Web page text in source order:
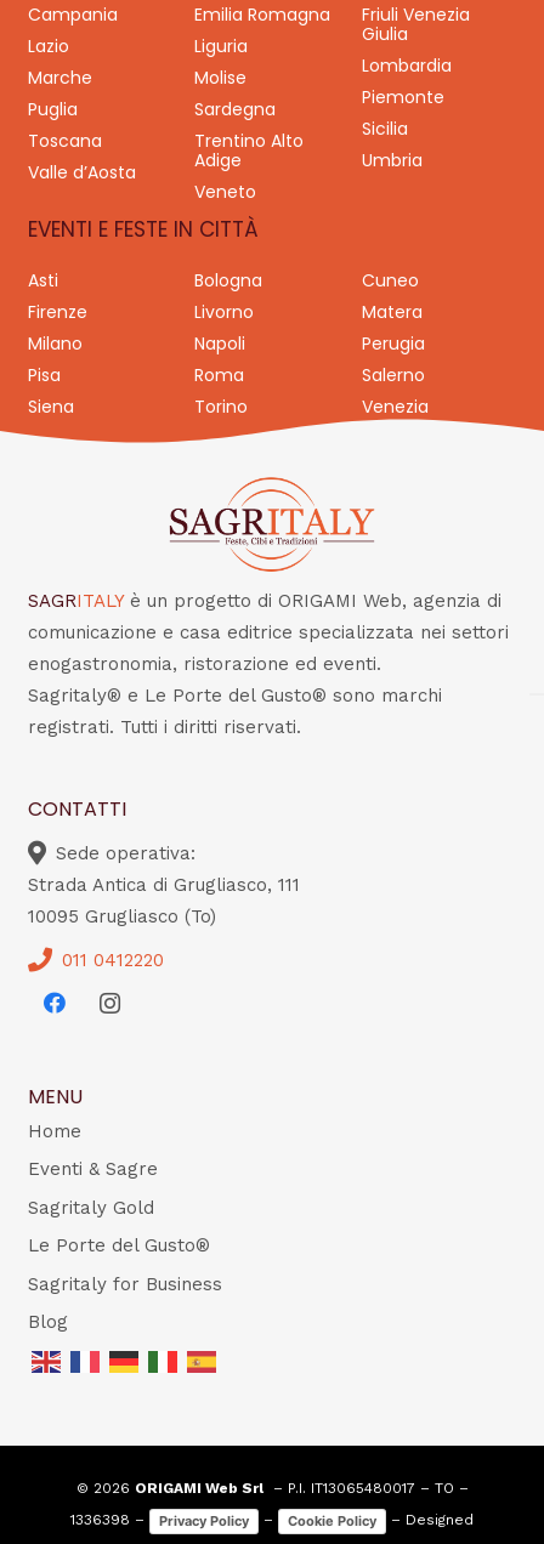
Campania
Emilia Romagna
Friuli Venezia
Giulia
Lazio
Liguria
Lombardia
Marche
Molise
Piemonte
Puglia
Sardegna
Sicilia
Toscana
Trentino Alto
Adige
Umbria
Valle d’Aosta
Veneto
EVENTI E FESTE IN CITTÀ
Asti Bologna
Cuneo
Firenze
Livorno
Matera
Milano
Napoli
Perugia
Pisa
Roma
Salerno
Siena
Torino Venezia
SAGRITALY è un progetto di ORIGAMI Web, agenzia di
comunicazione e casa editrice specializzata nei settori
enogastronomia, ristorazione ed eventi.
Sagritaly® e Le Porte del Gusto® sono marchi
registrati. Tutti i diritti riservati.
CONTATTI
Sede operativa:
Strada Antica di Grugliasco, 111
10095 Grugliasco (To)
011 0412220
MENU
Home
Eventi & Sagre
Sagritaly Gold
Le Porte del Gusto®
Sagritaly for Business
Blog
© 2026 ORIGAMI Web Srl– P.I. IT13065480017 – TO –
1336398 –
Privacy Policy – Cookie Policy
– Designed